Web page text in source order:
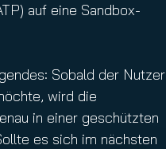
auf eine Sandbox-
Sobald der Nutzer
wird die
in einer geschützten
es sich im nächsten